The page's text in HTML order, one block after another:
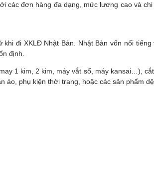
các đơn hàng đa dạng, mức lương cao và
đi XKLĐ Nhật Bản. Nhật Bản vốn nổi tiếng
định.
1 kim, 2 kim, máy vắt sổ, máy kansai…),
phụ kiện thời trang, hoặc các sản phẩm